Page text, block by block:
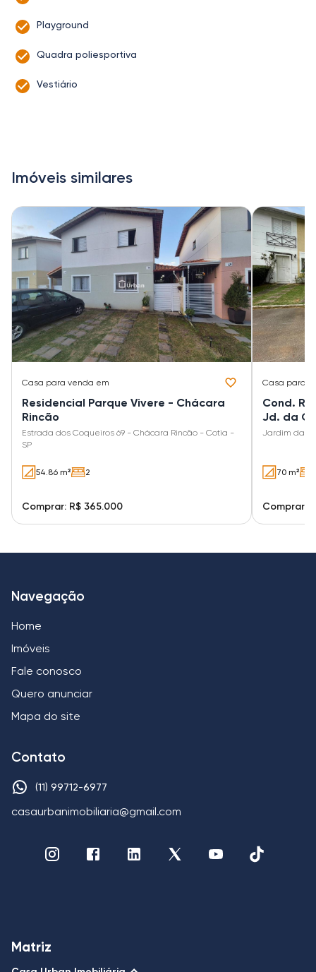
Playground
Quadra poliesportiva
Vestiário
Imóveis similares
Casa para venda em
Residencial Parque Vivere - Chácara
Rincão
Estrada dos Coqueiros 69 - Chácara Rincão - Cotia -
SP
54.86 m² 2
Comprar: R$ 365.000
Casa para
Cond.
Jd. da
Jardim da
70 m²
Comprar:
Navegação
Home
Imóveis
Fale conosco
Quero anunciar
Mapa do site
Contato
(11) 99712-6977
casaurbanimobiliaria@gmail.com
Matriz